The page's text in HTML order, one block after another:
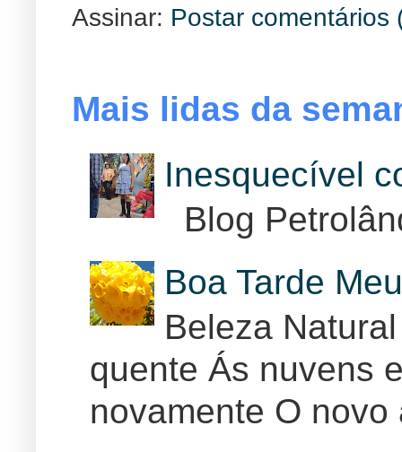
Assinar: Postar comentários
Mais lidas da
Inesquecível
Blog
Boa Tarde
Beleza
quente Ás nuvens
novamente O